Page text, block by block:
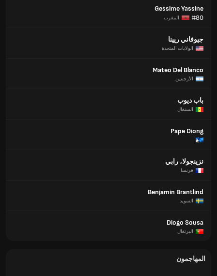
Gessime Yassine
#80
المغرب
جيوفاني ريينا
الولايات المتحدة
Mateo Del Blanco
الأرجنتين
باب ديوب
السنغال
Pape Diong
نزينجولا، رابي
فرنسا
Benjamin Brantlind
السويد
Diogo Sousa
البرتغال
المهاجمون